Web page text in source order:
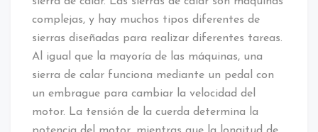
complejas, y hay muchos tipos diferentes de
sierras diseñadas para realizar diferentes tareas.
Al igual que la mayoría de las máquinas, una
sierra de calar funciona mediante un pedal con
un embrague para cambiar la velocidad del
motor. La tensión de la cuerda determina la